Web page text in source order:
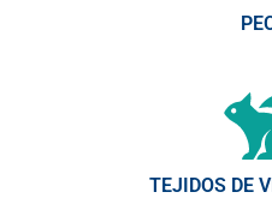
TEJIDOS DE